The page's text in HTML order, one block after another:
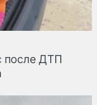
после ДТП